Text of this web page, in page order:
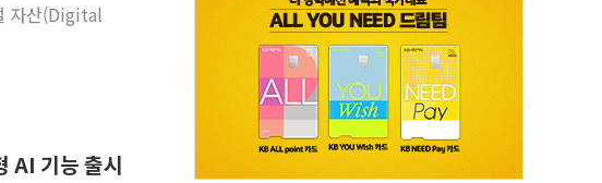
자산(Digital
AI 기능 출시